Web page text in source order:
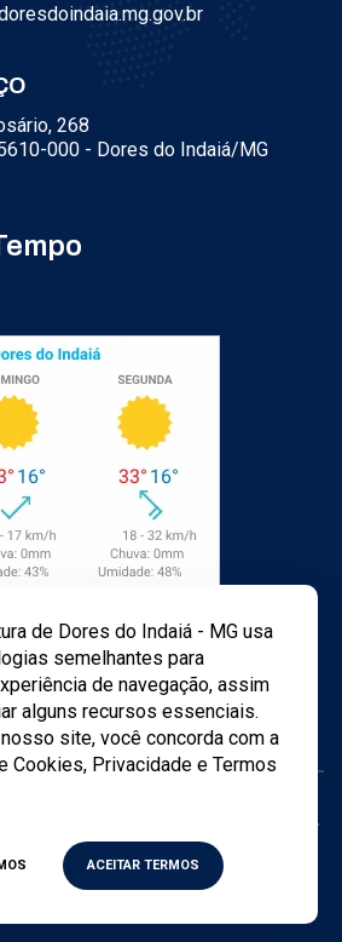
268
000 - Dores do Indaiá/MG
Agência
TWD
de Dores do Indaiá - MG usa
semelhantes para
de navegação, assim
alguns recursos essenciais.
site, você concorda com a
Cookies, Privacidade e Termos
ACEITAR TERMOS